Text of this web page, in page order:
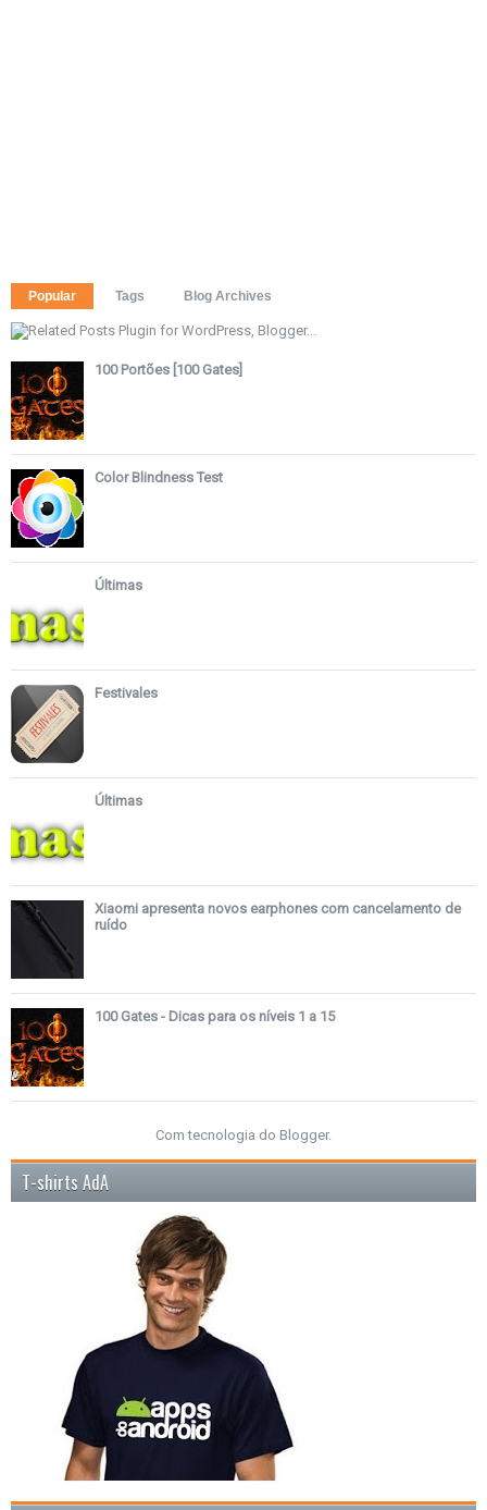
Popular Tags Blog Archives
100 Portões [100 Gates]
Color Blindness Test
Últimas
Festivales
Últimas
Xiaomi apresenta novos earphones com cancelamento de
ruído
100 Gates - Dicas para os níveis 1 a 15
Com tecnologia do Blogger.
T-shirts AdA